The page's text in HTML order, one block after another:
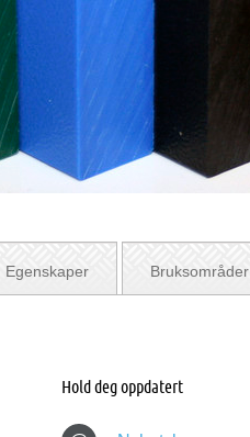
Egenskaper Bruksområder
Hold deg oppdatert